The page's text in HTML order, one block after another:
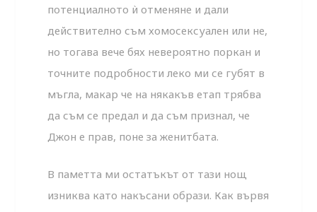
потенциалното ѝ отменяне и дали
действително съм хомосексуален или не,
но тогава вече бях невероятно поркан и
точните подробности леко ми се губят в
мъгла, макар че на някакъв етап трябва
да съм се предал и да съм признал, че
Джон е прав, поне за женитбата.
В паметта ми остатъкът от тази нощ
изниква като накъсани образи. Как вървя